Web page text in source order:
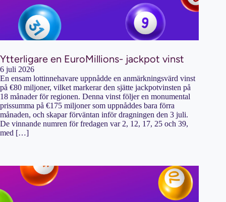
Ytterligare en EuroMillions- jackpot vinst
6 juli 2026
En ensam lottinnehavare uppnådde en anmärkningsvärd vinst
på €80 miljoner, vilket markerar den sjätte jackpotvinsten på
18 månader för regionen. Denna vinst följer en monumental
prissumma på €175 miljoner som uppnåddes bara förra
månaden, och skapar förväntan inför dragningen den 3 juli.
De vinnande numren för fredagen var 2, 12, 17, 25 och 39,
med […]